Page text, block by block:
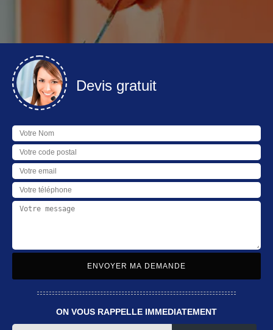
Devis gratuit
ON VOUS RAPPELLE IMMEDIATEMENT